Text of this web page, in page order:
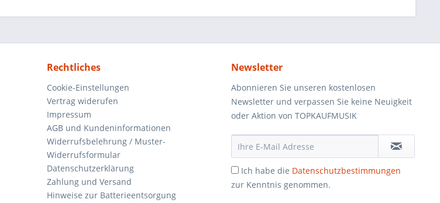
Rechtliches
Cookie-Einstellungen
Vertrag widerufen
Impressum
AGB und Kundeninformationen
Widerrufsbelehrung / Muster-
Widerrufsformular
Datenschutzerklärung
Zahlung und Versand
Hinweise zur Batterieentsorgung
Newsletter
Abonnieren Sie unseren kostenlosen
Newsletter und verpassen Sie keine Neuigkeit
oder Aktion von TOPKAUFMUSIK
Ich habe die Datenschutzbestimmungen
zur Kenntnis genommen.